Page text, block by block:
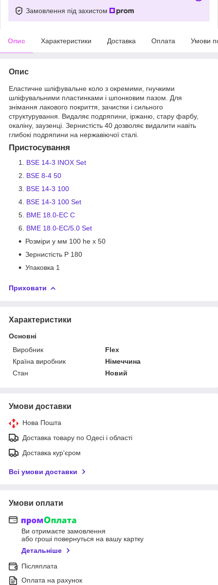
Замовлення під захистом
Опис Характеристики Доставка Оплата Умови
Опис
Еластичне шліфувальне коло з окремими, гнучкими
шліфувальними пластинками і шпонковим пазом. Для
знімання лакового покриття, зачистки і сильного
структурування. Видаляє подряпини, іржаню, стару фарбу,
окаліну, заузенці. Зернистість 40 дозволяє видалити навіть
глибокі подряпини на нержавіючої сталі.
Пристосування
BSE 14-3 INOX Set
BSE 8-4 50
BSE 14-3 100
BSE 14-3 100 Set
BME 18.0-EC C
BME 18.0-EC/5.0 Set
Розміри у мм 100 he x 50
Зернистість P 180
Упаковка 1
Приховати
Характеристики
Основні
Виробник
Flex
Країна виробник
Німеччина
Стан
Новий
Умови доставки
Нова Пошта
Доставка товару по Одесі і області
Доставка кур'єром
Всі умови доставки
Умови оплати
Ви отримаєте замовлення
або гроші повернуться на вашу картку
Детальніше
Післяплата
Оплата на рахунок